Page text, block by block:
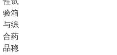
验箱
与综
合药
品稳